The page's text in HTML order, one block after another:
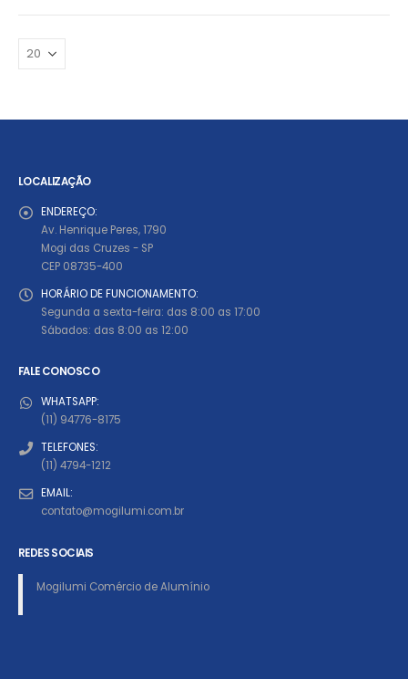
LOCALIZAÇÃO
ENDEREÇO:
Av. Henrique Peres, 1790
Mogi das Cruzes - SP
CEP 08735-400
HORÁRIO DE FUNCIONAMENTO:
Segunda a sexta-feira: das 8:00 as 17:00
Sábados: das 8:00 as 12:00
FALE CONOSCO
WHATSAPP:
(11) 94776-8175
TELEFONES:
(11) 4794-1212
EMAIL:
contato@mogilumi.com.br
REDES SOCIAIS
Mogilumi Comércio de Alumínio